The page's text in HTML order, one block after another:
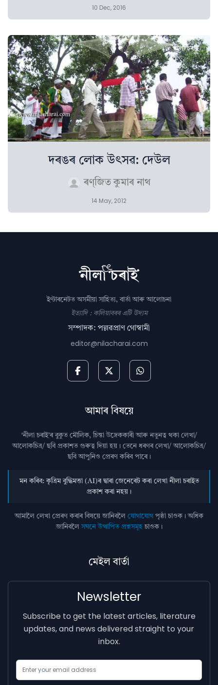
10 Dec, 2016
দৰঙৰ লোক উৎসৱ: দেউল
ৰণ্‌জিত কুমাৰ নাথ
14 May, 2012
ইণ্টাৰনেটত অসমীয়া সাহিত্য, বাৰ্তা আৰু আলোচনা
ইত্যাদি : কলিয়াবৰৰ এটি উদ্যম
সম্পাদক: পল্লৱপ্ৰাণ গোস্বামী
editor@nilacharai.com
আমাৰ বিষয়ে
‘নীলা চৰাই’ৰ বুকুত মৌলিক, চিন্তা উদ্রেককাৰী আৰু নতুনত্ব থকা লেখা/
আলোকচিত্ৰ/ ছবি প্রকাশত গুৰুত্ব দিয়া হয়। তেনে ধৰণৰ লেখা/ আলোকচিত্ৰ/
ছবি আপুনিও প্রেৰণ কৰিব পাৰে।
মন কৰিব: কৃত্ৰিম বুদ্ধিমত্তা (AI)ৰ দ্বাৰা জেনেৰেট কৰা লেখা নীলা চৰাইত
প্ৰকাশ কৰা নহয়।
আমালৈ লেখা প্ৰেৰণ কৰাৰ বিষয়ে জানিবলৈ যোগাযোগ পৃষ্ঠা চাওক। অধিক
জানিবলৈসঘনে উত্থাপিত প্ৰশ্নসমূহচাওক।
মেইল বাৰ্তা
Newsletter
Subscribe to get the latest articles, literature
updates, and news delivered straight to your
inbox.
Email Address